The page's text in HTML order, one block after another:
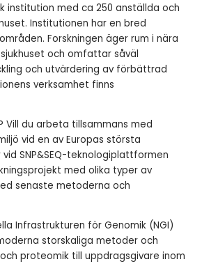
institution med ca 250 anställda och
Institutionen har en bred
Forskningen äger rum i nära
och omfattar såväl
och utvärdering av förbättrad
verksamhet finns
du arbeta tillsammans med
vid en av Europas största
SNP&SEQ-teknologiplattformen
med olika typer av
senaste metoderna och
Infrastrukturen för Genomik (NGI)
storskaliga metoder och
proteomik till uppdragsgivare inom